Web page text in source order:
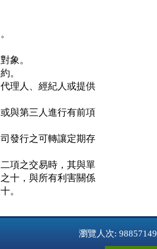
象。
。
理人、經紀人或提供
與第三人進行有前項
發行之可轉讓定期存
項之交易時，其與單
十，與所有利害關係
。
瀏覽人次: 98857149